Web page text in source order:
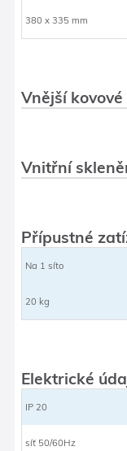
380 x 335 mm
Vnější
Vnitřní
Přípustné
Na 1 síto
20 kg
Elektrické
IP 20
síť 50/60Hz